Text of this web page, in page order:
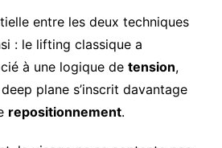
entre les deux techniques
: le lifting classique a
à une logique de tension,
plane s’inscrit davantage
repositionnement.